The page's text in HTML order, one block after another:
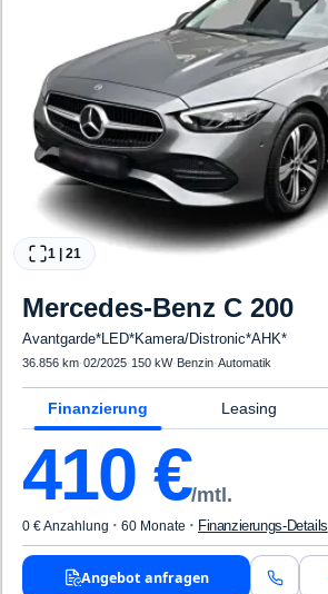
1 21
Mercedes-Benz C 200
Avantgarde*LED*Kamera/Distronic*AHK*
36.856 km·02/2025· 150 kW· Benzin·Automatik
Finanzierung Leasing
410 €/mtl.
0 € Anzahlung · 60 Monate · Finanzierungs-Details
Angebot anfragen